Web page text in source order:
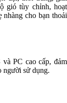
gió tùy chỉnh, hoạt
nhàng cho bạn thoải
PC cao cấp, đảm
người sử dụng.